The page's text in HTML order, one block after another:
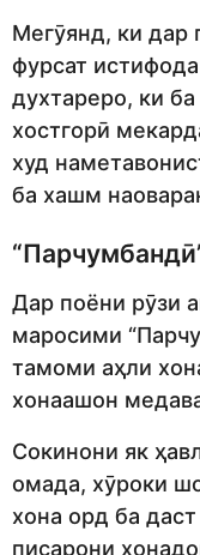
Мегӯянд, ки дар
фурсат
духтареро, ки
хостгорӣ
худ
ба хашм
Дар поёни рӯзи
маросими
тамоми аҳли
хонаашон
Сокинони як
омада, хӯроки
хона орд ба
писарони